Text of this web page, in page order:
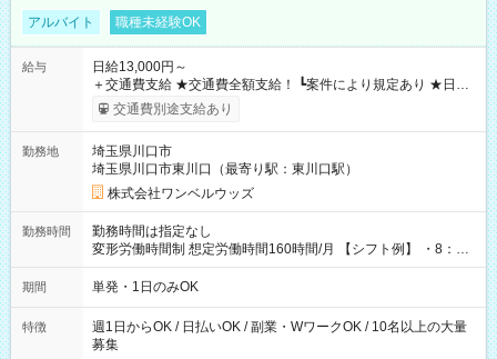
アルバイト 職種未経験OK
給与
日給13,000円～
＋交通費支給 ★交通費全額支給！ ┗案件により規定あり ★日払
いOK！（規定あり） ┗働いたその日に現金GET♪ お仕事後はコ
ンビニATMから 日払い分を引き落とせます！ 【試用期間】試
交通費別途支給あり
勤務地
埼玉県川口市
埼玉県川口市東川口（最寄り駅：東川口駅）
株式会社ワンベルウッズ
勤務時間
勤務時間は指定なし
変形労働時間制 想定労働時間160時間/月 【シフト例】 ・8：00
～21：00
期間 単発・1日のみOK
特徴
週1日からOK / 日払いOK / 副業・WワークOK / 10名以上の大量
募集